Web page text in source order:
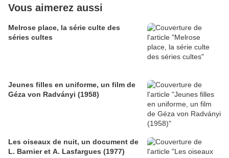
Vous aimerez aussi
Melrose place, la série culte des
séries cultes
Jeunes filles en uniforme, un film de
Géza von Radványi (1958)
Les oiseaux de nuit, un document de
L. Barnier et A. Lasfargues (1977)